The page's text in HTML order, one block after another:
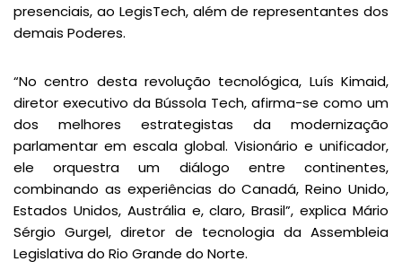
presenciais, ao LegisTech, além de representantes dos
demais Poderes.
“No centro desta revolução tecnológica, Luís Kimaid,
diretor executivo da Bússola Tech, afirma-se como um
dos melhores estrategistas da modernização
parlamentar em escala global. Visionário e unificador,
ele orquestra um diálogo entre continentes,
combinando as experiências do Canadá, Reino Unido,
Estados Unidos, Austrália e, claro, Brasil”, explica Mário
Sérgio Gurgel, diretor de tecnologia da Assembleia
Legislativa do Rio Grande do Norte.